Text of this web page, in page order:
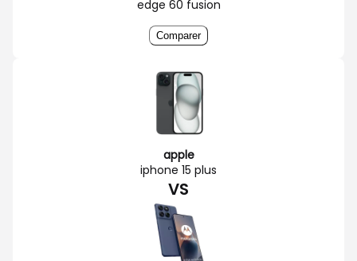
edge 60 fusion
Comparer
apple
iphone 15 plus
VS